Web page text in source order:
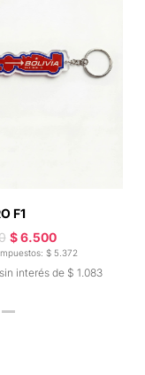
F1
$ 6.500
$ 5.372
interés de $ 1.083